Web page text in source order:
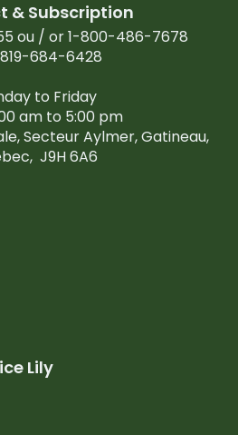
& Subscription
ou / or 1-800-486-7678
819-684-6428
to Friday
am to 5:00 pm
Secteur Aylmer, Gatineau,
J9H 6A6
Lily